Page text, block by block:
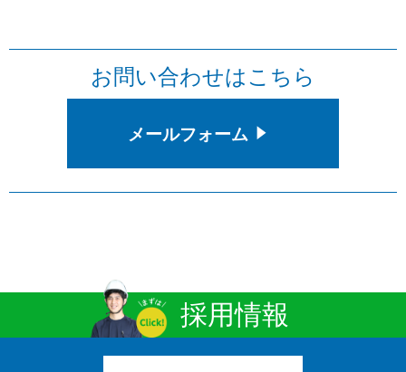
お問い合わせはこちら
メールフォーム
採用情報